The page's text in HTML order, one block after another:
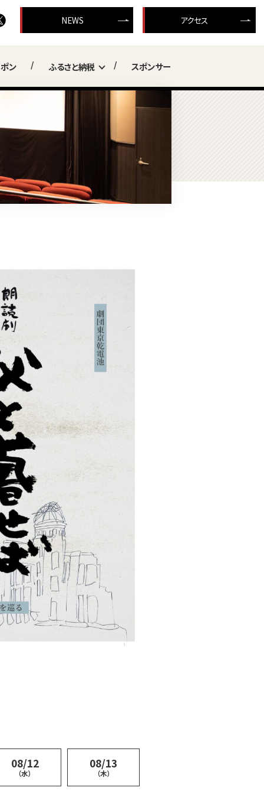
NEWS アクセス
ン ふるさと納税 スポンサー
08/12
（水）
08/13
（木）